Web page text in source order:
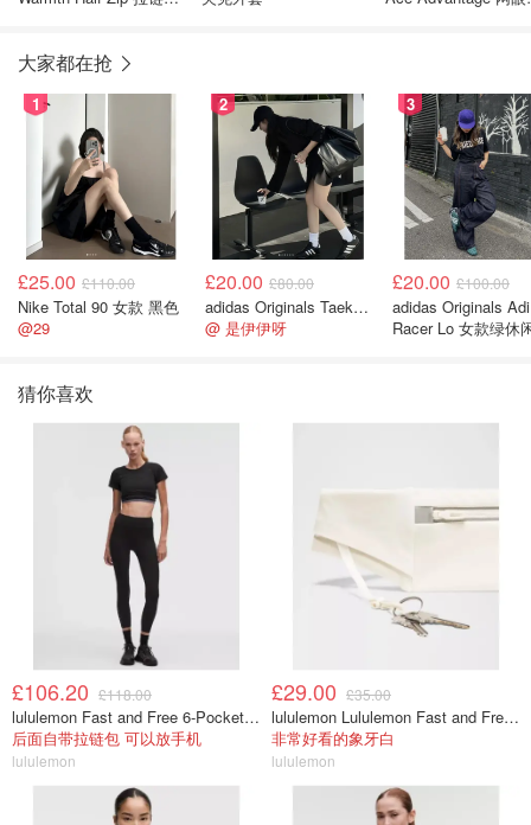
大家都在抢
1
£25.00 £110.00
Nike Total 90 女款 黑色
@29
2
£20.00 £80.00
adidas Originals Taekwondo 女款黑色运动鞋
@ 是伊伊呀
3
£20.00 £100.00
adidas Originals Adi
Racer Lo 女款绿休
猜你喜欢
£106.20 £118.00
lululemon Fast and Free 6-Pocket 高腰紧身裤 25英寸
后面自带拉链包 可以放手机
lululemon
£29.00 £35.00
lululemon Lululemon Fast and Free 跑步腰包
非常好看的象牙白
lululemon